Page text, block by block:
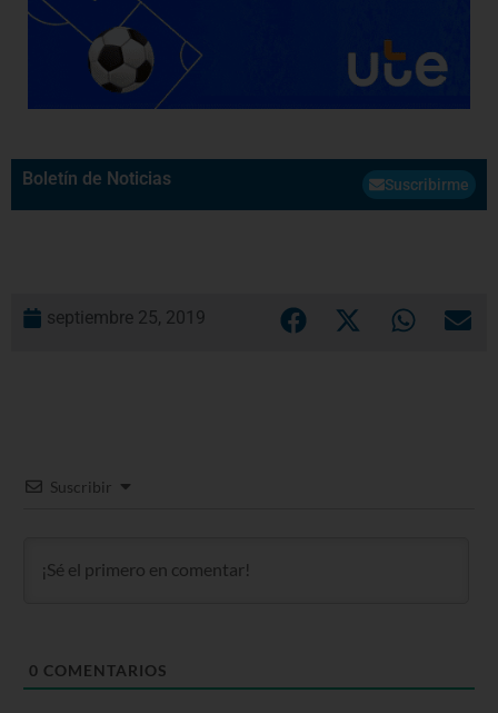
Boletín de Noticias Suscribirme
septiembre 25, 2019
Suscribir
0 COMENTARIOS